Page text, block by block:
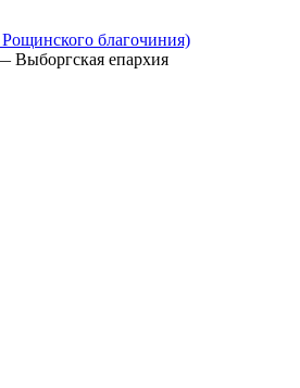
Рощинского благочиния)
Выборгская епархия